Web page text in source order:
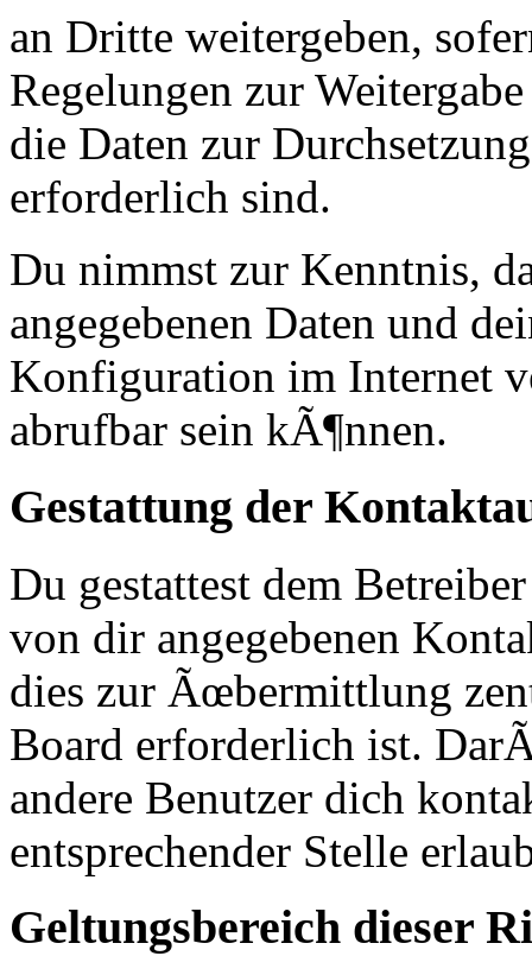
an Dritte weitergeben,
Regelungen zur
die Daten zur
erforderlich sind.
Du nimmst zur Kenntnis,
angegebenen Daten und
Konfiguration im Internet
abrufbar sein kÃ¶nnen.
Gestattung der
Du gestattest dem
von dir angegebenen
dies zur Ãœbermittlung
Board erforderlich ist.
andere Benutzer dich
entsprechender Stelle
Geltungsbereich dieser